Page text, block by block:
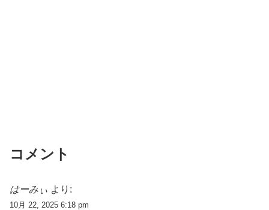
コメント
はーみぃ より:
10月 22, 2025 6:18 pm